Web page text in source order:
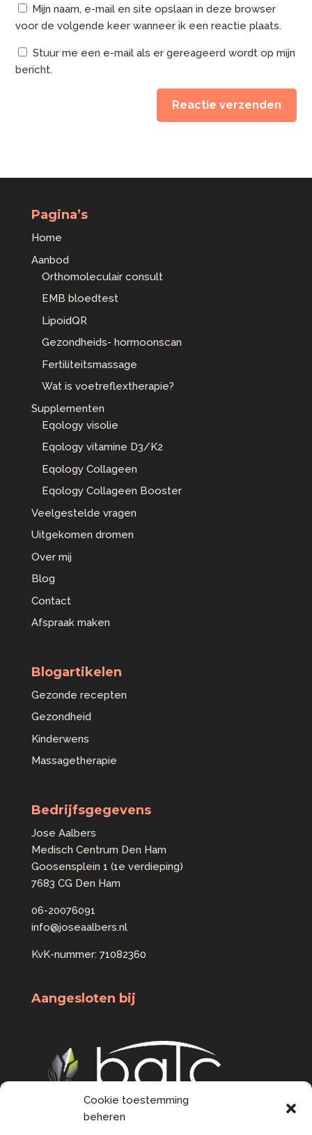
Cookie toestemming
beheren
Mijn naam, e-mail en site opslaan in deze browser
voor de volgende keer wanneer ik een reactie plaats.
Stuur me een e-mail als er gereageerd wordt op mijn
bericht.
Reactie verzenden
Pagina’s
Home
Aanbod
Orthomoleculair consult
EMB bloedtest
LipoidQR
Gezondheids- hormoonscan
Fertiliteitsmassage
Wat is voetreflextherapie?
Supplementen
Eqology visolie
Eqology vitamine D3/K2
Eqology Collageen
Eqology Collageen Booster
Veelgestelde vragen
Uitgekomen dromen
Over mij
Blog
Contact
Afspraak maken
Blogartikelen
Gezonde recepten
Gezondheid
Kinderwens
Massagetherapie
Bedrijfsgegevens
Jose Aalbers
Medisch Centrum Den Ham
Goosensplein 1 (1e verdieping)
7683 CG Den Ham
06-20076091
info@joseaalbers.nl
KvK-nummer: 71082360
Aangesloten bij